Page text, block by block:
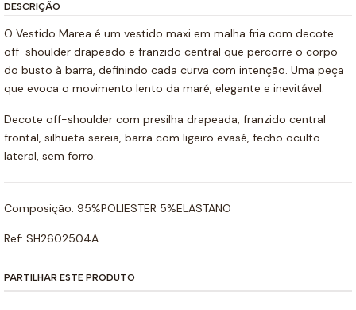
DESCRIÇÃO
O Vestido Marea é um vestido maxi em malha fria com decote
off-shoulder drapeado e franzido central que percorre o corpo
do busto à barra, definindo cada curva com intenção. Uma peça
que evoca o movimento lento da maré, elegante e inevitável.
Decote off-shoulder com presilha drapeada, franzido central
frontal, silhueta sereia, barra com ligeiro evasé, fecho oculto
lateral, sem forro.
Composição: 95%POLIESTER 5%ELASTANO
Ref: SH2602504A
PARTILHAR ESTE PRODUTO